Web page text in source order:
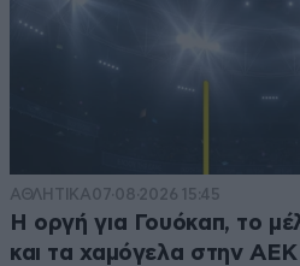
ΑΘΛΗΤΙΚΑ07·08·2026 15:45
Η οργή για Γουόκαπ, το
και τα χαμόγελα στην